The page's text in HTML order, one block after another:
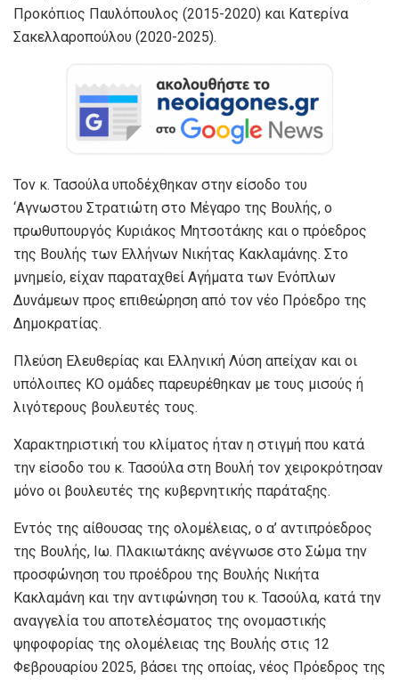
Προκόπιος Παυλόπουλος (2015-2020) και Κατερίνα
Σακελλαροπούλου (2020-2025).
Τον κ. Τασούλα υποδέχθηκαν στην είσοδο του
‘Αγνωστου Στρατιώτη στο Μέγαρο της Βουλής, ο
πρωθυπουργός Κυριάκος Μητσοτάκης και ο πρόεδρος
της Βουλής των Ελλήνων Νικήτας Κακλαμάνης. Στο
μνημείο, είχαν παραταχθεί Αγήματα των Ενόπλων
Δυνάμεων προς επιθεώρηση από τον νέο Πρόεδρο της
Δημοκρατίας.
Πλεύση Ελευθερίας και Ελληνική Λύση απείχαν και οι
υπόλοιπες ΚΟ ομάδες παρευρέθηκαν με τους μισούς ή
λιγότερους βουλευτές τους.
Χαρακτηριστική του κλίματος ήταν η στιγμή που κατά
την είσοδο του κ. Τασούλα στη Βουλή τον χειροκρότησαν
μόνο οι βουλευτές της κυβερνητικής παράταξης.
Εντός της αίθουσας της ολομέλειας, ο α’ αντιπρόεδρος
της Βουλής, Ιω. Πλακιωτάκης ανέγνωσε στο Σώμα την
προσφώνηση του προέδρου της Βουλής Νικήτα
Κακλαμάνη και την αντιφώνηση του κ. Τασούλα, κατά την
αναγγελία του αποτελέσματος της ονομαστικής
ψηφοφορίας της ολομέλειας της Βουλής στις 12
Φεβρουαρίου 2025, βάσει της οποίας, νέος Πρόεδρος της